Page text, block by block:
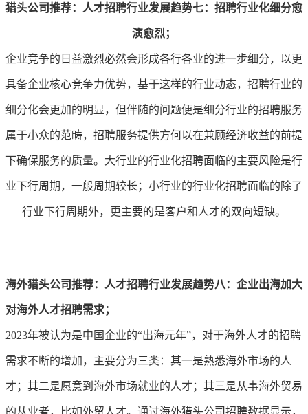
猎头公司推荐：人才招聘行业发展趋势七：招聘行业化细分愈
演愈烈；
企业竞争的日益激烈必然会形成各行各业的进一步细分，以更
具备企业核心竞争力优势，基于这样的行业动态，招聘行业的
细分化会更加的明显，但伴随的问题便是细分行业的招聘服务
属于小众的范畴，招聘服务提供方何以在兼顾经济收益的前提
下确保服务的质量。大行业的行业化招聘面临的主要风险是行
业下行周期，一般周期较长；小行业的行业化招聘面临的除了
行业下行周期外，更主要的是客户和人才的双向短缺。
海外猎头公司推荐：人才招聘行业发展趋势八 ：企业出海加大
对海外人才招聘需求；
2023年被认为是中国企业的“出海元年”，对于海外人才的招聘
需求不断的增加，主要分为三类：其一是熟悉海外市场的人
才；其二是愿意到海外市场就业的人才；其三是从事海外贸易
的从业者，比如外贸人才。通过海外猎头公司招聘数据显示，